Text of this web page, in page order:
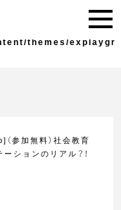
/home/explayground/e
themes/explaygr
参加無料）社会教育
ョンのリアル？！